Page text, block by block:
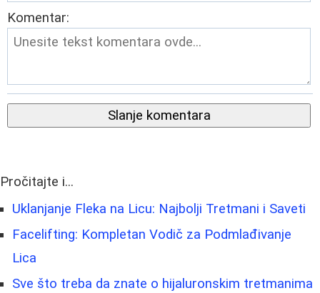
Komentar:
Slanje komentara
Pročitajte i...
Uklanjanje Fleka na Licu: Najbolji Tretmani i Saveti
Facelifting: Kompletan Vodič za Podmlađivanje
Lica
Sve što treba da znate o hijaluronskim tretmanima